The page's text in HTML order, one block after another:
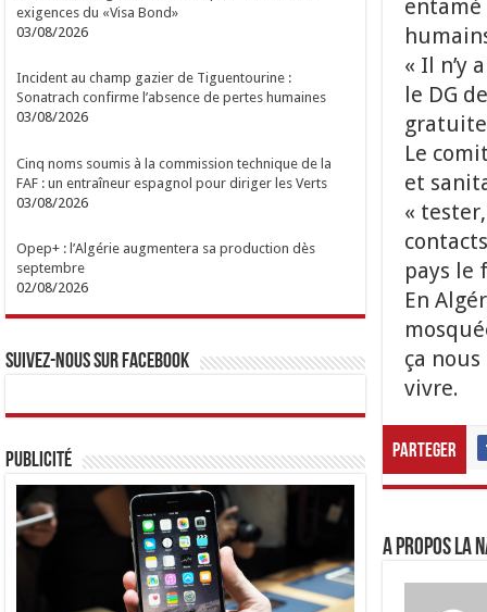
entamé
« Il n’y
le DG
Le
et
«
pays le
En
ça
vivre.
Parteger
A propos LA
exigences du «Visa Bond»
03/08/2026
Incident au champ gazier de Tiguentourine :
Sonatrach confirme l’absence de pertes humaines
03/08/2026
Cinq noms soumis à la commission technique de la
FAF : un entraîneur espagnol pour diriger les Verts
03/08/2026
Opep+ : l’Algérie augmentera sa production dès
septembre
02/08/2026
Suivez-nous sur Facebook
Publicité